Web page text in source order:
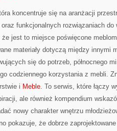
koncentruje się na aranżacji
funkcjonalnych rozwiązaniach do
jest to miejsce poświęcone
materiały dotyczą między innymi
się do potrzeb, północnego
codziennego korzystania z mebli.
i Meble. To serwis, które łączy
ale również kompendium
nowy charakter wnętrzu
pokazuje, że dobrze